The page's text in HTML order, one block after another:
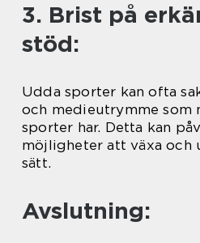
3. Brist på
stöd:
Udda sporter kan ofta
och medieutrymme som
sporter har. Detta kan
möjligheter att växa och
sätt.
Avslutning: